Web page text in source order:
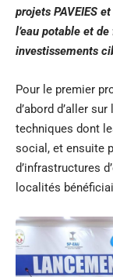
projets PAVEIES
l’eau potable et
investissements
Pour le premier
d’abord d’aller
techniques dont
social, et ensuite
d’infrastructures
localités